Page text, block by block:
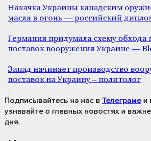
Накачка Украины канадским
масла в огонь — российский
Германия придумала схему обхода
поставок вооружения Украине —
Запад начинает производство
поставок на Украину – политолог
Подписывайтесь на нас в Телеграме и
узнавайте о главных новостях и
дня.